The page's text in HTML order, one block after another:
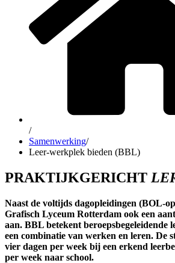
/
Samenwerking/
Leer-werkplek bieden (BBL)
PRAKTIJKGERICHT
Naast de voltijds dagopleidingen (BOL-
Grafisch Lyceum Rotterdam ook een
aan. BBL betekent beroepsbegeleidende
een combinatie van werken en leren. De
vier dagen per week bij een erkend
per week naar school.